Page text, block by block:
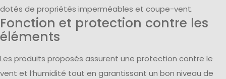
dotés de propriétés imperméables et coupe-vent.
Fonction et protection contre les
éléments
Les produits proposés assurent une protection contre le
vent et l’humidité tout en garantissant un bon niveau de